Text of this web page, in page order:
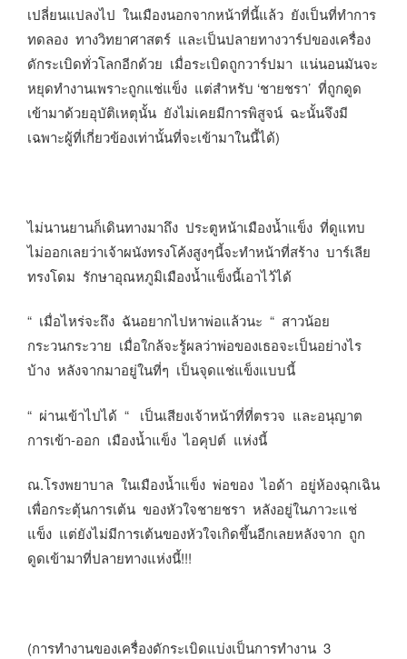
เปลี่ยนแปลงไป ในเมืองนอกจากหน้าที่นี้แล้ว ยังเป็นที่ทำการ
ทดลอง ทางวิทยาศาสตร์ และเป็นปลายทางวาร์ปของเครื่อง
ดักระเบิดทั่วโลกอีกด้วย เมื่อระเบิดถูกวาร์ปมา แน่นอนมันจะ
หยุดทำงานเพราะถูกแช่แข็ง แต่สำหรับ ‘ชายชรา’ ที่ถูกดูด
เข้ามาด้วยอุบัติเหตุนั้น ยังไม่เคยมีการพิสูจน์ ฉะนั้นจึงมี
เฉพาะผู้ที่เกี่ยวข้องเท่านั้นที่จะเข้ามาในนี้ได้)
ไม่นานยานก็เดินทางมาถึง ประตูหน้าเมืองน้ำแข็ง ที่ดูแทบ
ไม่ออกเลยว่าเจ้าผนังทรงโค้งสูงๆนี้จะทำหน้าที่สร้าง บาร์เลีย
ทรงโดม รักษาอุณหภูมิเมืองน้ำแข็งนี้เอาไว้ได้
“ เมื่อไหร่จะถึง ฉันอยากไปหาพ่อแล้วนะ “ สาวน้อย
กระวนกระวาย เมื่อใกล้จะรู้ผลว่าพ่อของเธอจะเป็นอย่างไร
บ้าง หลังจากมาอยู่ในที่ๆ เป็นจุดแช่แข็งแบบนี้
“ ผ่านเข้าไปได้ “ เป็นเสียงเจ้าหน้าที่ที่ตรวจ และอนุญาต
การเข้า-ออก เมืองน้ำแข็ง ไอคุปต์ แห่งนี้
ณ.โรงพยาบาล ในเมืองน้ำแข็ง พ่อของ ไอด้า อยู่ห้องฉุกเฉิน
เพื่อกระตุ้นการเต้น ของหัวใจชายชรา หลังอยู่ในภาวะแช่
แข็ง แต่ยังไม่มีการเต้นของหัวใจเกิดขึ้นอีกเลยหลังจาก ถูก
ดูดเข้ามาที่ปลายทางแห่งนี้!!!
(การทำงานของเครื่องดักระเบิดแบ่งเป็นการทำงาน 3